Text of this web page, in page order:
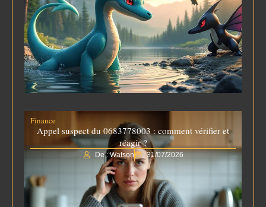
Finance
Appel suspect du 0683778003 : comment vérifier et
réagir ?
De : Watson 31/07/2026